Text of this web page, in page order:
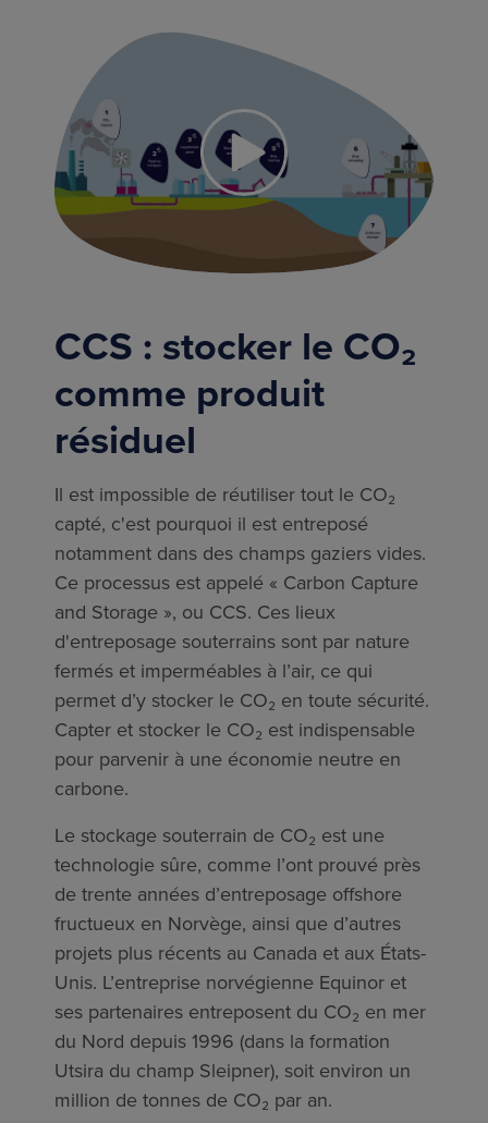
CCS : stocker le CO₂
comme produit
résiduel
Il est impossible de réutiliser tout le CO₂
capté, c'est pourquoi il est entreposé
notamment dans des champs gaziers vides.
Ce processus est appelé « Carbon Capture
and Storage », ou CCS. Ces lieux
d'entreposage souterrains sont par nature
fermés et imperméables à l’air, ce qui
permet d’y stocker le CO₂ en toute sécurité.
Capter et stocker le CO₂ est indispensable
pour parvenir à une économie neutre en
carbone.
Le stockage souterrain de CO₂ est une
technologie sûre, comme l’ont prouvé près
de trente années d’entreposage offshore
fructueux en Norvège, ainsi que d’autres
projets plus récents au Canada et aux États-
Unis. L’entreprise norvégienne Equinor et
ses partenaires entreposent du CO₂ en mer
du Nord depuis 1996 (dans la formation
Utsira du champ Sleipner), soit environ un
million de tonnes de CO₂ par an.